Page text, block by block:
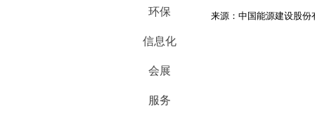
环保
信息化
会展
服务
来源：中国能源建设股份